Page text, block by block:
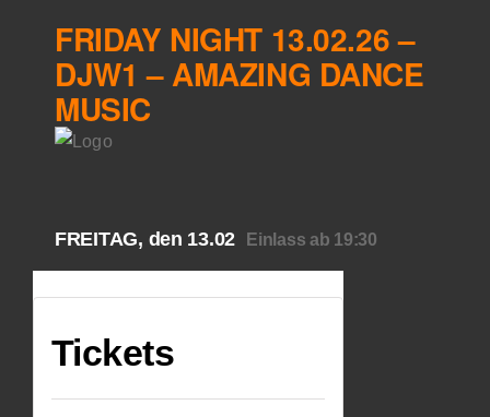
FRIDAY NIGHT 13.02.26 –
DJW1 – AMAZING DANCE
MUSIC
FREITAG, den 13.02 Einlass ab 19:30
Tickets